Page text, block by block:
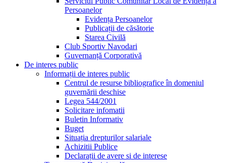
Persoanelor
Evidența Persoanelor
Publicații de căsătorie
Starea Civilă
Club Sportiv Navodari
Guvernanță Corporativă
De interes public
Informații de interes public
Centrul de resurse bibliografice în domeniul
guvernării deschise
Legea 544/2001
Solicitare infomatii
Buletin Informativ
Buget
Situația drepturilor salariale
Achizitii Publice
Declarații de avere si de interese